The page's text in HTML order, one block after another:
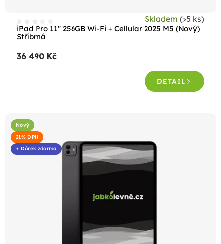
iPad Pro 11" 256GB Wi-Fi + Cellular 2025 M5 (Nový)
Stříbrná
Skladem (>5 ks)
36 490 Kč
DETAIL
Nový
21% DPH
+ Dárek zdarma